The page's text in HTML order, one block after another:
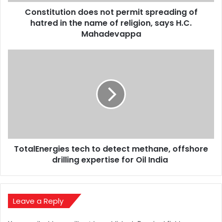
Constitution does not permit spreading of
hatred in the name of religion, says H.C.
Mahadevappa
for
OilTotalEnergies tech to detect methane, offshore
drilling expertise for Oil India
Leave a Reply